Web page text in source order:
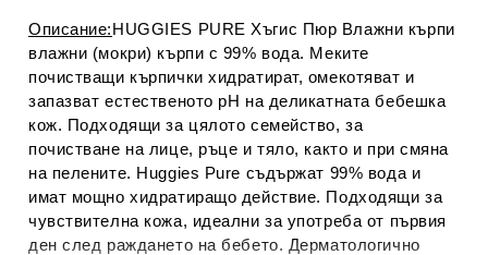
Описание:HUGGIES PURE Хъгис Пюр Влажни кърпи
влажни (мокри) кърпи с 99% вода. Меките
почистващи кърпички хидратират, омекотяват и
запазват естественото рН на деликатната бебешка
кож. Подходящи за цялото семейство, за
почистване на лице, ръце и тяло, както и при смяна
на пелените. Huggies Pure съдържат 99% вода и
имат мощно хидратиращо действие. Подходящи за
чувствителна кожа, идеални за употреба от първия
ден след раждането на бебето. Дерматологично